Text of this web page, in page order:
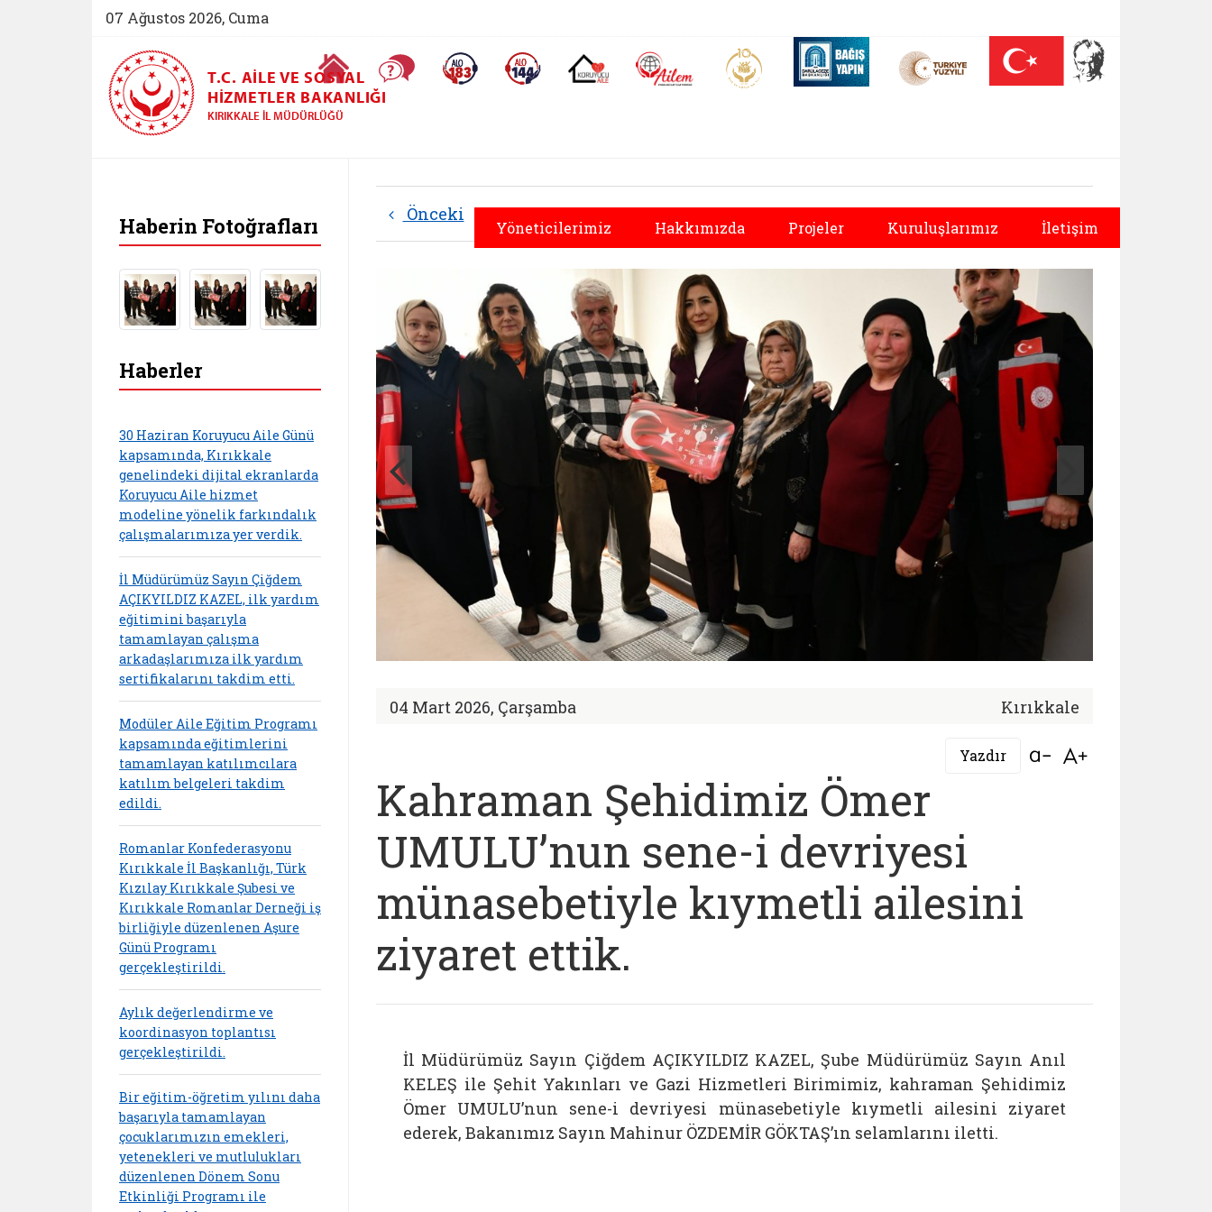
07 Ağustos 2026, Cuma
Ana Sayfa Sıkça Sorulan SorularAlo 183 (yeni sekmede açılır)Alo 144 (yeni sekmede açılır)Koruyucu Aile (yeni sekmede açılır)
AİLEM İletişim Merkezi (yeni sekmede açılır)
Aile ve Nüfus On Yılı (yeni sekmede açılır)Darülaceze bağış sayfası (yeni sekmede açılır)
T.C. AILE VE SOSYAL
HIZMETLER BAKANLIĞI
KIRIKKALE İL MÜDÜRLÜĞÜ
Yöneticilerimiz Hakkımızda Projeler Kuruluşlarımız İletişim
Önceki Sonraki
04 Mart 2026, Çarşamba Kırıkkale
Yazdır Bağlantıyı aç
Kahraman Şehidimiz Ömer
UMULU’nun sene-i devriyesi
münasebetiyle kıymetli ailesini
ziyaret ettik.
İl Müdürümüz Sayın Çiğdem AÇIKYILDIZ KAZEL, Şube Müdürümüz Sayın Anıl
KELEŞ ile Şehit Yakınları ve Gazi Hizmetleri Birimimiz, kahraman Şehidimiz
Ömer UMULU’nun sene-i devriyesi münasebetiyle kıymetli ailesini ziyaret
ederek, Bakanımız Sayın Mahinur ÖZDEMİR GÖKTAŞ’ın selamlarını iletti.
Haberin Fotoğrafları
Haberler
30 Haziran Koruyucu Aile Günü
kapsamında, Kırıkkale
genelindeki dijital ekranlarda
Koruyucu Aile hizmet
modeline yönelik farkındalık
çalışmalarımıza yer verdik.
İl Müdürümüz Sayın Çiğdem
AÇIKYILDIZ KAZEL, ilk yardım
eğitimini başarıyla
tamamlayan çalışma
arkadaşlarımıza ilk yardım
sertifikalarını takdim etti.
Modüler Aile Eğitim Programı
kapsamında eğitimlerini
tamamlayan katılımcılara
katılım belgeleri takdim
edildi.
Romanlar Konfederasyonu
Kırıkkale İl Başkanlığı, Türk
Kızılay Kırıkkale Şubesi ve
Kırıkkale Romanlar Derneği iş
birliğiyle düzenlenen Aşure
Günü Programı
gerçekleştirildi.
Aylık değerlendirme ve
koordinasyon toplantısı
gerçekleştirildi.
Bir eğitim-öğretim yılını daha
başarıyla tamamlayan
çocuklarımızın emekleri,
yetenekleri ve mutlulukları
düzenlenen Dönem Sonu
Etkinliği Programı ile